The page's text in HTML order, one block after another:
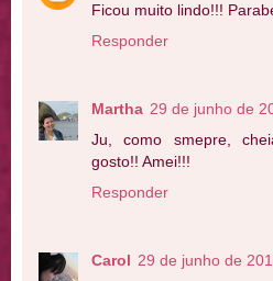
Ficou muito lindo!!!
Responder
Martha 29 de junho de
Ju, como smepre,
gosto!! Amei!!!
Responder
Carol 29 de junho de